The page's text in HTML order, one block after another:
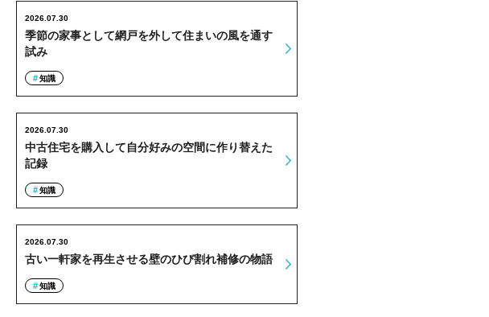
季節の家事として網戸を外して住まいの風を通す
試み
2026.07.30
知識
中古住宅を購入して自分好みの空間に作り替えた
記録
2026.07.30
知識
古い一軒家を再生させる壁のひび割れ補修の物語
2026.07.30
知識